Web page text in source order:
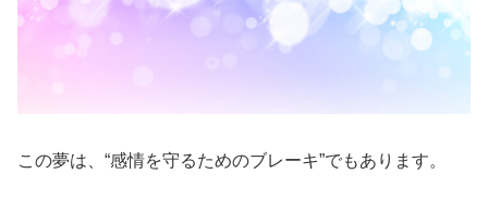
この夢は、“感情を守るためのブレーキ”でもあります。